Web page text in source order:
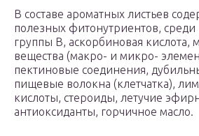
В составе ароматных листьев
полезных фитонутриентов,
группы В, аскорбиновая кислота,
вещества (макро- и микро-
пектиновые соединения,
пищевые волокна (клетчатка),
кислоты, стероиды, летучие
антиоксиданты, горчичное масло.